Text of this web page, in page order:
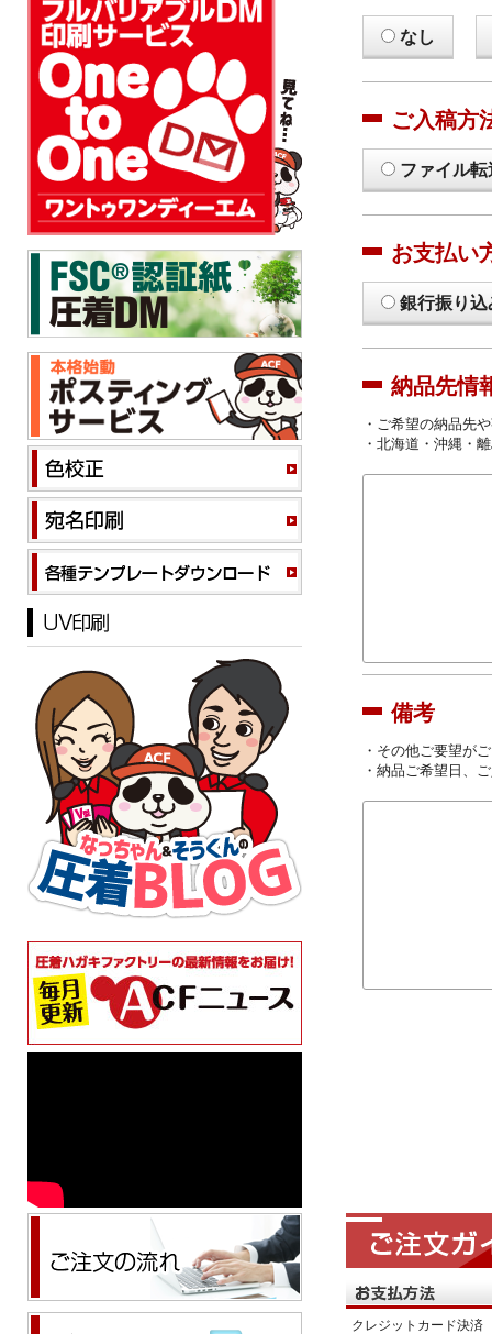
なし
ご入稿方
ファイル
お支払い
銀行振り込
納品先情
・ご希望の納品先
・北海道・沖縄・
備考
・その他ご要望が
・納品ご希望日、
クレジットカード決